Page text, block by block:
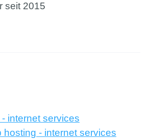
seit 2015
internet services
hosting - internet services